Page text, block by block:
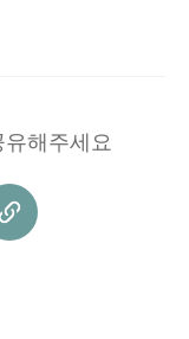
해주세요